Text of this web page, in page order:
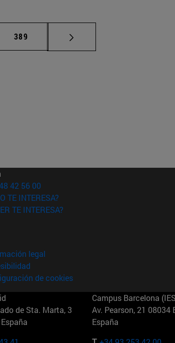
intermedias Use TAB para desplazarse.
Página
389
42 56 00
TE INTERESA?
TE INTERESA?
legal
de cookies
de Sta. Marta, 3
Campus Barcelona
Av. Pearson, 21 08034
España